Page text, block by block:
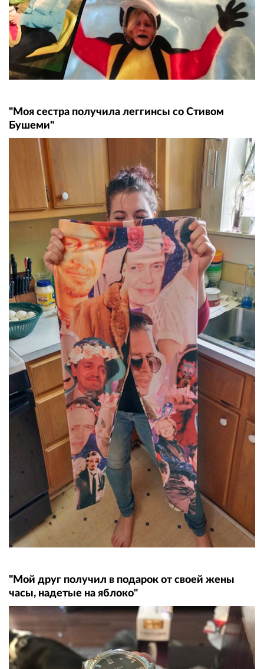
"Моя сестра получила леггинсы со Стивом
Бушеми"
"Мой друг получил в подарок от своей жены
часы, надетые на яблоко"